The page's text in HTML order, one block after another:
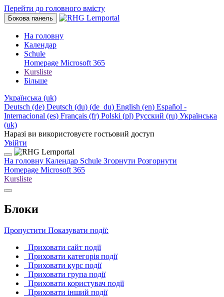
Перейти до головного вмісту
Бокова панель
На головну
Календар
Schule
Homepage Microsoft 365
Kursliste
Більше
Українська ‎(uk)‎
Deutsch ‎(de)‎ Deutsch (du) ‎(de_du)‎ English ‎(en)‎ Español -
Internacional ‎(es)‎ Français ‎(fr)‎ Polski ‎(pl)‎ Русский ‎(ru)‎ Українська
‎(uk)‎
Наразі ви використовуєте гостьовий доступ
Увійти
На головну Календар Schule Згорнути Розгорнути
Homepage Microsoft 365
Kursliste
Блоки
Пропустити Показувати події:
Приховати сайт події
Приховати категорія події
Приховати курс події
Приховати група події
Приховати користувач події
Приховати інший події